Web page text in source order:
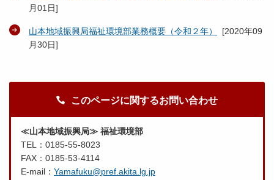
月01日]
山本地域振興局福祉環境部業務概要（令和２年） [2020年09
月30日]
このページに関するお問い合わせ
≪山本地域振興局≫ 福祉環境部
TEL：0185-55-8023
FAX：0185-53-4114
E-mail： Yamafuku@pref.akita.lg.jp